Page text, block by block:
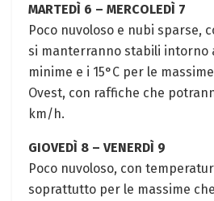
MARTEDÌ 6 – MERCOLEDÌ 7
Poco nuvoloso e nubi sparse,
si manterranno stabili intorno
minime e i 15°C per le
Ovest, con raffiche che
km/h.
GIOVEDÌ 8 – VENERDÌ 9
Poco nuvoloso, con
soprattutto per le massime